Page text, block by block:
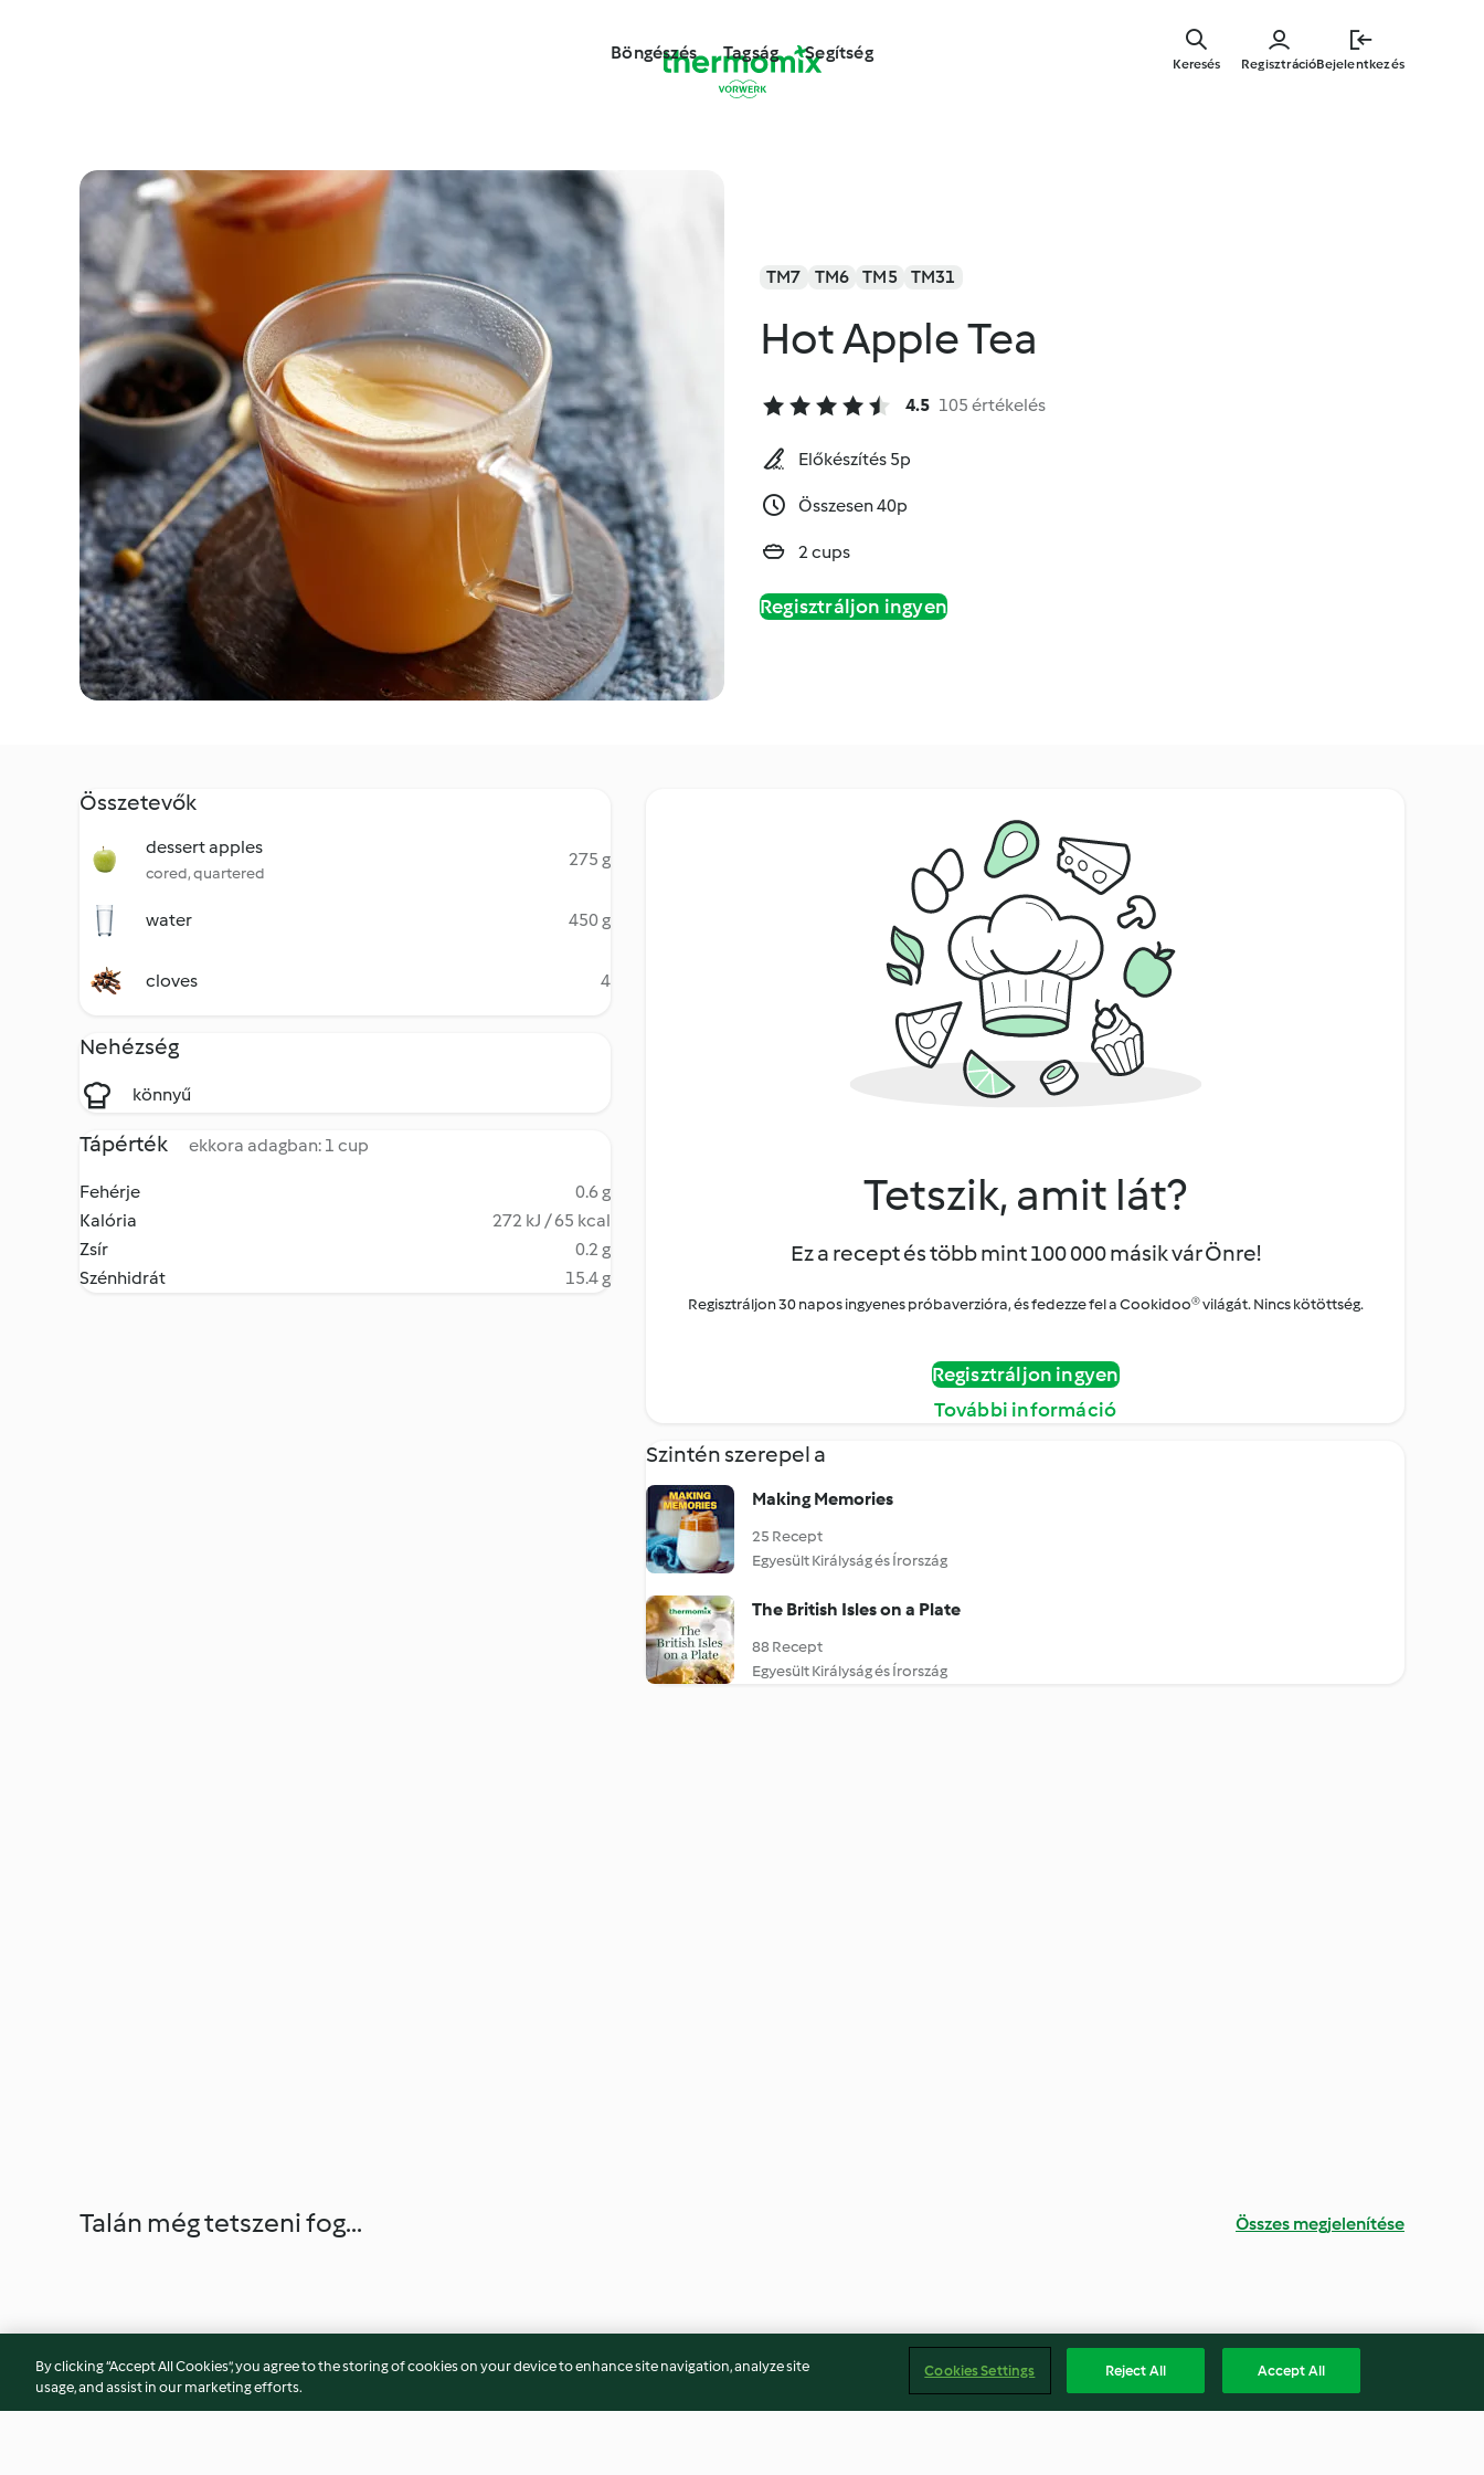
fő
Böngészés Tagság Segítség
RegisztrációBejelentkezés
Keresés
TM7 TM6 TM5 TM31
Hot Apple Tea
4.5 105 értékelés
Előkészítés 5p
Összesen 40p
2 cups
Regisztráljon ingyen
Összetevők
dessert apples
cored, quartered
275 g
water 450 g
cloves 4
Nehézség
könnyű
Tápérték ekkora adagban: 1 cup
Fehérje
0.6 g
Kalória
272 kJ / 65 kcal
Zsír
0.2 g
Szénhidrát
15.4 g
Tetszik, amit lát?
Ez a recept és több mint 100 000 másik vár Önre!
Regisztráljon 30 napos ingyenes próbaverzióra, és fedezze fel a Cookidoo® világát. Nincs kötöttség.
Regisztráljon ingyen
További információ
Szintén szerepel a
Making Memories
25 Recept
Egyesült Királyság és Írország
The British Isles on a Plate
88 Recept
Egyesült Királyság és Írország
Talán még tetszeni fog... Összes megjelenítése
By clicking “Accept All Cookies”, you agree to the storing of cookies on your device to enhance site navigation, analyze site
usage, and assist in our marketing efforts.
Cookies Settings Reject All Accept All